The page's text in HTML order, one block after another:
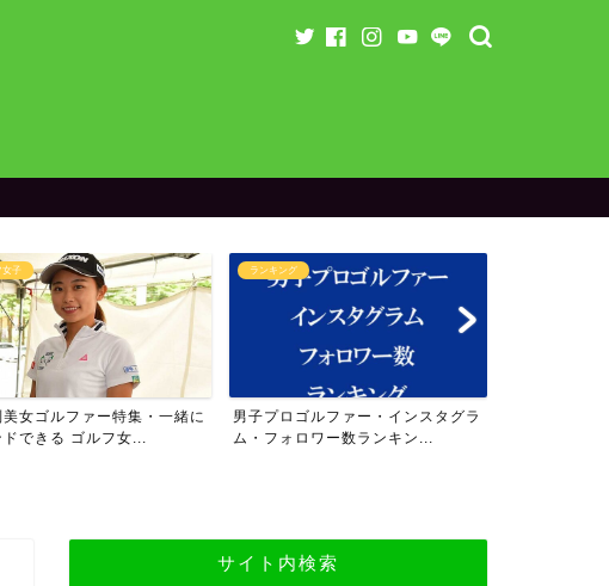
ランキング
男子プロゴルファー・インスタグラ
ム・フォロワー数ランキン...
ランキング
女子プロゴルファー・インスタグラ
ム・フォロワー数ランキン...
サイト内検索